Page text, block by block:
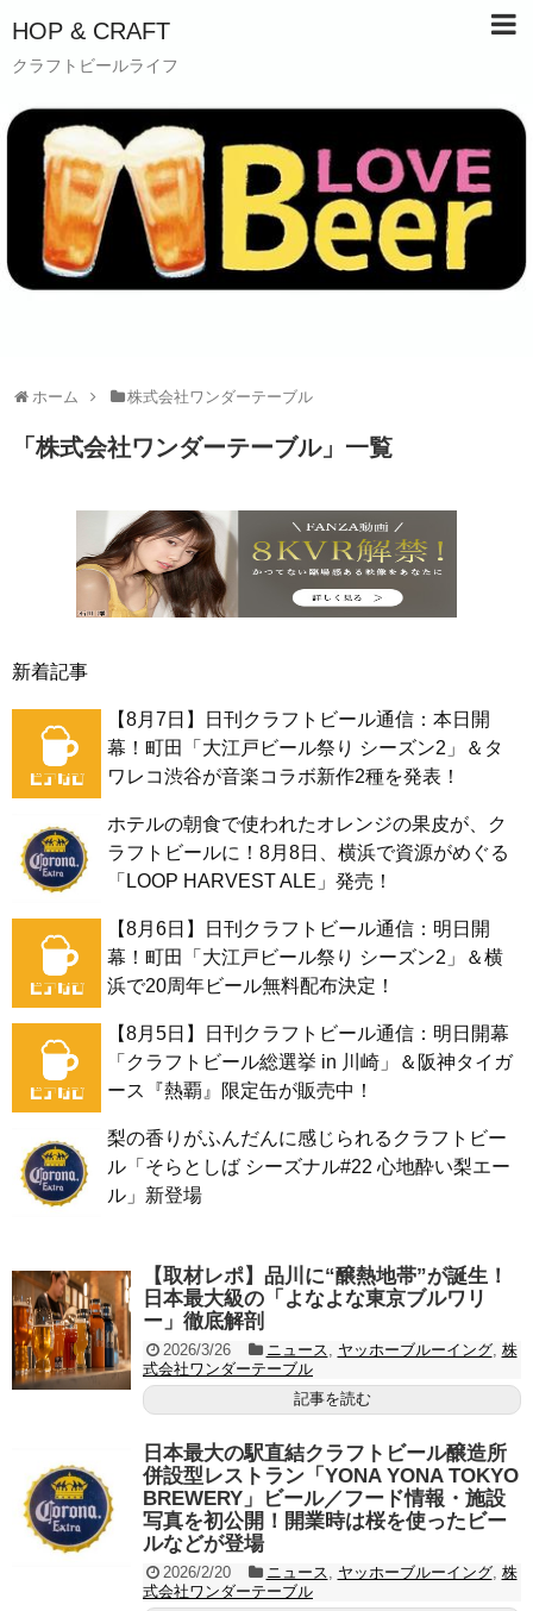
HOP & CRAFT
クラフトビールライフ
ホーム 株式会社ワンダーテーブル
「 株式会社ワンダーテーブル」 一覧
新着記事
【8月7日】日刊クラフトビール通信：本日開
幕！町田「大江戸ビール祭り シーズン2」＆タ
ワレコ渋谷が音楽コラボ新作2種を発表！
ホテルの朝食で使われたオレンジの果皮が、ク
ラフトビールに！8月8日、横浜で資源がめぐる
「LOOP HARVEST ALE」発売！
【8月6日】日刊クラフトビール通信：明日開
幕！町田「大江戸ビール祭り シーズン2」＆横
浜で20周年ビール無料配布決定！
【8月5日】日刊クラフトビール通信：明日開幕
「クラフトビール総選挙 in 川崎」＆阪神タイガ
ース『熱覇』限定缶が販売中！
梨の香りがふんだんに感じられるクラフトビー
ル「そらとしば シーズナル#22 心地酔い梨エー
ル」新登場
【取材レポ】品川に“醸熱地帯”が誕生！
日本最大級の「よなよな東京ブルワリ
ー」徹底解剖
2026/3/26 ニュース, ヤッホーブルーイング, 株
式会社ワンダーテーブル
記事を読む
日本最大の駅直結クラフトビール醸造所
併設型レストラン「YONA YONA TOKYO
BREWERY」ビール／フード情報・施設
写真を初公開！開業時は桜を使ったビー
ルなどが登場
2026/2/20 ニュース, ヤッホーブルーイング, 株
式会社ワンダーテーブル